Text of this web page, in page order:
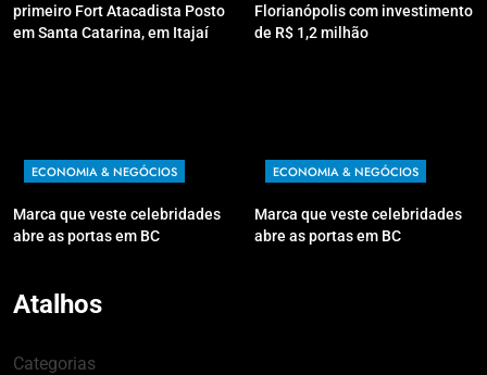
primeiro Fort Atacadista Posto
em Santa Catarina, em Itajaí
Florianópolis com investimento
de R$ 1,2 milhão
ECONOMIA & NEGÓCIOS
Marca que veste celebridades
abre as portas em BC
ECONOMIA & NEGÓCIOS
Marca que veste celebridades
abre as portas em BC
Atalhos
Categorias